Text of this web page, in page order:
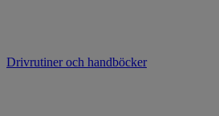
Drivrutiner och handböcker